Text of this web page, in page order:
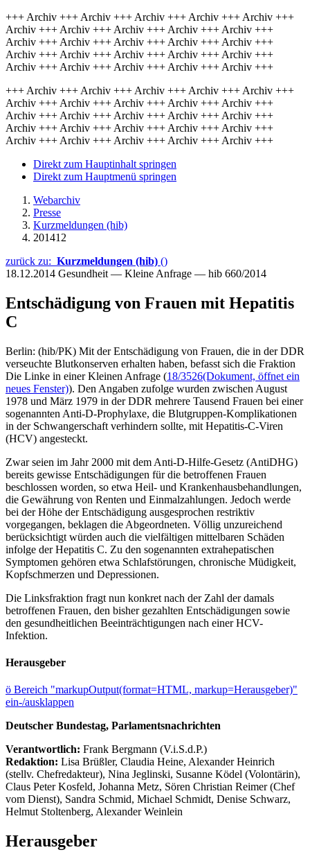
+++ Archiv +++ Archiv +++ Archiv +++ Archiv +++ Archiv +++
Archiv +++ Archiv +++ Archiv +++ Archiv +++ Archiv +++
Archiv +++ Archiv +++ Archiv +++ Archiv +++ Archiv +++
Archiv +++ Archiv +++ Archiv +++ Archiv +++ Archiv +++
Archiv +++ Archiv +++ Archiv +++ Archiv +++ Archiv +++
+++ Archiv +++ Archiv +++ Archiv +++ Archiv +++ Archiv +++
Archiv +++ Archiv +++ Archiv +++ Archiv +++ Archiv +++
Archiv +++ Archiv +++ Archiv +++ Archiv +++ Archiv +++
Archiv +++ Archiv +++ Archiv +++ Archiv +++ Archiv +++
Archiv +++ Archiv +++ Archiv +++ Archiv +++ Archiv +++
Direkt zum Hauptinhalt springen
Direkt zum Hauptmenü springen
Webarchiv
Presse
Kurzmeldungen (hib)
201412
zurück zu: Kurzmeldungen (hib) ()
18.12.2014 Gesundheit — Kleine Anfrage — hib 660/2014
Entschädigung von Frauen mit Hepatitis
C
Berlin: (hib/PK) Mit der Entschädigung von Frauen, die in der DDR
verseuchte Blutkonserven erhalten haben, befasst sich die Fraktion
Die Linke in einer Kleinen Anfrage (18/3526(Dokument, öffnet ein
neues Fenster)). Den Angaben zufolge wurden zwischen August
1978 und März 1979 in der DDR mehrere Tausend Frauen bei einer
sogenannten Anti-D-Prophylaxe, die Blutgruppen-Komplikationen
in der Schwangerschaft verhindern sollte, mit Hepatitis-C-Viren
(HCV) angesteckt.
Zwar seien im Jahr 2000 mit dem Anti-D-Hilfe-Gesetz (AntiDHG)
bereits gewisse Entschädigungen für die betroffenen Frauen
beschlossen worden, so etwa Heil- und Krankenhausbehandlungen,
die Gewährung von Renten und Einmalzahlungen. Jedoch werde
bei der Höhe der Entschädigung ausgesprochen restriktiv
vorgegangen, beklagen die Abgeordneten. Völlig unzureichend
berücksichtigt würden auch die vielfältigen mittelbaren Schäden
infolge der Hepatitis C. Zu den sogenannten extrahepatischen
Symptomen gehören etwa Schlafstörungen, chronische Müdigkeit,
Kopfschmerzen und Depressionen.
Die Linksfraktion fragt nun konkret nach der Zahl der damals
betroffenen Frauen, den bisher gezahlten Entschädigungen sowie
den gesundheitlichen Beeinträchtigungen nach einer HCV-
Infektion.
Herausgeber
ö Bereich "markupOutput(format=HTML, markup=Herausgeber)"
ein-/ausklappen
Deutscher Bundestag, Parlamentsnachrichten
Verantwortlich: Frank Bergmann (V.i.S.d.P.)
Redaktion: Lisa Brüßler, Claudia Heine, Alexander Heinrich
(stellv. Chefredakteur), Nina Jeglinski, Susanne Ködel (Volontärin),
Claus Peter Kosfeld, Johanna Metz, Sören Christian Reimer (Chef
vom Dienst), Sandra Schmid, Michael Schmidt, Denise Schwarz,
Helmut Stoltenberg, Alexander Weinlein
Herausgeber